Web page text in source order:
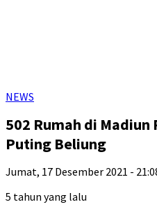
NEWS
502 Rumah di Madiun
Puting Beliung
Jumat, 17 Desember 2021 -
5 tahun yang lalu